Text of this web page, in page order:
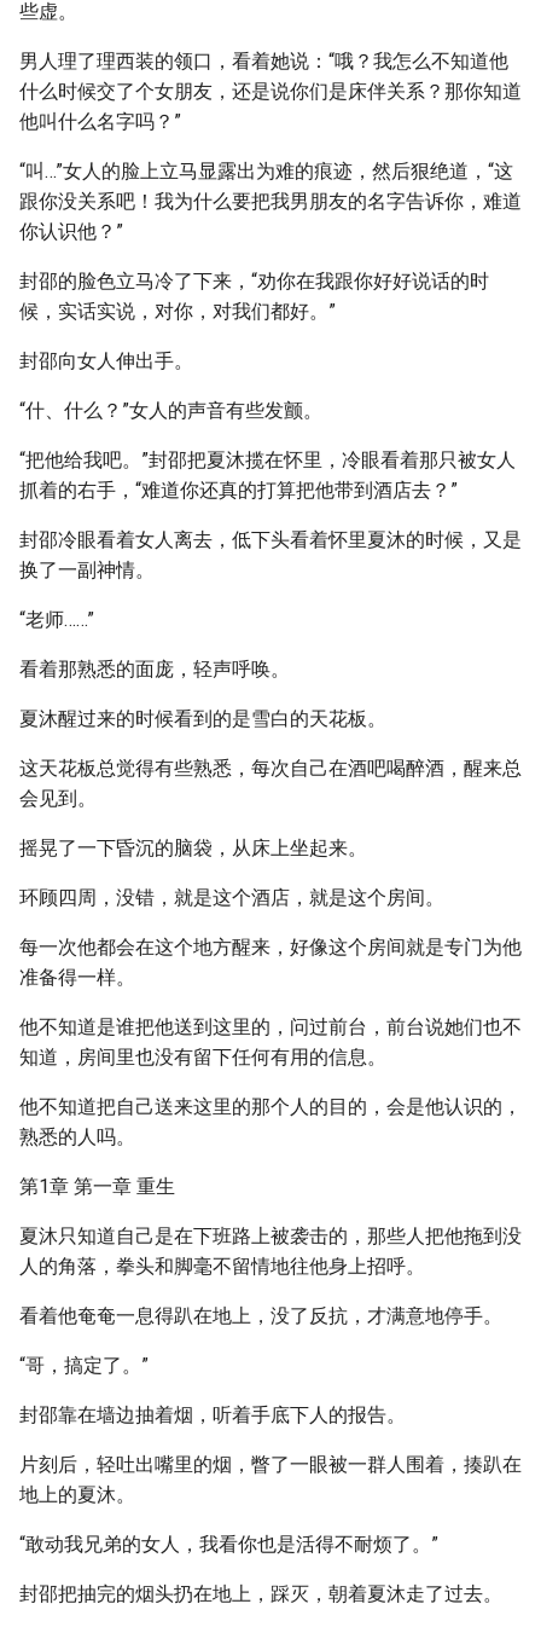
些虚。
男人理了理西装的领口，看着她说：“哦？我怎么不知道他
什么时候交了个女朋友，还是说你们是床伴关系？那你知道
他叫什么名字吗？”
“叫…”女人的脸上立马显露出为难的痕迹，然后狠绝道，“这
跟你没关系吧！我为什么要把我男朋友的名字告诉你，难道
你认识他？”
封邵的脸色立马冷了下来，“劝你在我跟你好好说话的时
候，实话实说，对你，对我们都好。”
封邵向女人伸出手。
“什、什么？”女人的声音有些发颤。
“把他给我吧。”封邵把夏沐揽在怀里，冷眼看着那只被女人
抓着的右手，“难道你还真的打算把他带到酒店去？”
封邵冷眼看着女人离去，低下头看着怀里夏沐的时候，又是
换了一副神情。
“老师……”
看着那熟悉的面庞，轻声呼唤。
夏沐醒过来的时候看到的是雪白的天花板。
这天花板总觉得有些熟悉，每次自己在酒吧喝醉酒，醒来总
会见到。
摇晃了一下昏沉的脑袋，从床上坐起来。
环顾四周，没错，就是这个酒店，就是这个房间。
每一次他都会在这个地方醒来，好像这个房间就是专门为他
准备得一样。
他不知道是谁把他送到这里的，问过前台，前台说她们也不
知道，房间里也没有留下任何有用的信息。
他不知道把自己送来这里的那个人的目的，会是他认识的，
熟悉的人吗。
第1章 第一章 重生
夏沐只知道自己是在下班路上被袭击的，那些人把他拖到没
人的角落，拳头和脚毫不留情地往他身上招呼。
看着他奄奄一息得趴在地上，没了反抗，才满意地停手。
“哥，搞定了。”
封邵靠在墙边抽着烟，听着手底下人的报告。
片刻后，轻吐出嘴里的烟，瞥了一眼被一群人围着，揍趴在
地上的夏沐。
“敢动我兄弟的女人，我看你也是活得不耐烦了。”
封邵把抽完的烟头扔在地上，踩灭，朝着夏沐走了过去。